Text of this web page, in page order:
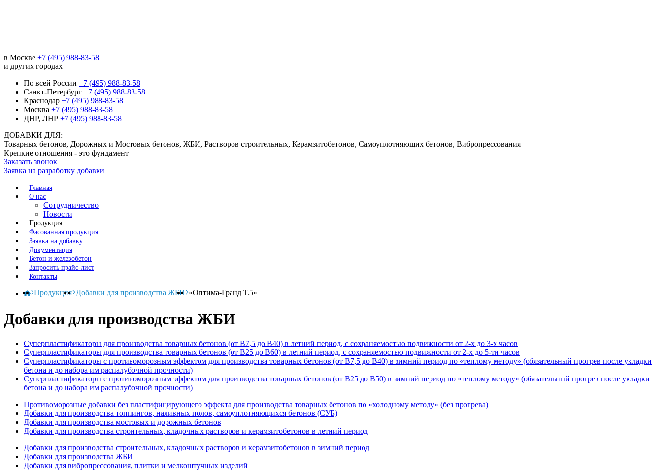
в Москве +7 (495) 988-83-58
и других городах
По всей России +7 (495) 988-83-58
Санкт-Петербург +7 (495) 988-83-58
Краснодар +7 (495) 988-83-58
Москва +7 (495) 988-83-58
ДНР, ЛНР +7 (495) 988-83-58
ДОБАВКИ ДЛЯ:
Товарных бетонов, Дорожных и Мостовых бетонов, ЖБИ, Растворов строительных, Керамзитобетонов, Самоуплотняющих бетонов, Вибропрессования
Крепкие отношения - это фундамент
Заказать звонок
Заявка на разработку добавки
Главная
О нас
Сотрудничество
Новости
Продукция
Фасованная продукция
Заявка на добавку
Документация
Бетон и железобетон
Запросить прайс-лист
Контакты
Продукция Добавки для производства ЖБИ «Оптима-Гранд Т.5»
Добавки для производства ЖБИ
Суперпластификаторы для производства товарных бетонов (от В7,5 до В40) в летний период, с сохраняемостью подвижности от 2-х до 3-х часов
Суперпластификаторы для производства товарных бетонов (от В25 до В60) в летний период, с сохраняемостью подвижности от 2-х до 5-ти часов
Суперпластификаторы с противоморозным эффектом для производства товарных бетонов (от В7,5 до В40) в зимний период по «теплому методу» (обязательный прогрев после укладки
бетона и до набора им распалубочной прочности)
Суперпластификаторы с противоморозным эффектом для производства товарных бетонов (от В25 до В50) в зимний период по «теплому методу» (обязательный прогрев после укладки
бетона и до набора им распалубочной прочности)
Противоморозные добавки без пластифицирующего эффекта для производства товарных бетонов по «холодному методу» (без прогрева)
Добавки для производства топпингов, наливных полов, самоуплотняющихся бетонов (СУБ)
Добавки для производства мостовых и дорожных бетонов
Добавки для производства строительных, кладочных растворов и керамзитобетонов в летний период
Добавки для производства строительных, кладочных растворов и керамзитобетонов в зимний период
Добавки для производства ЖБИ
Добавки для вибропрессования, плитки и мелкоштучных изделий